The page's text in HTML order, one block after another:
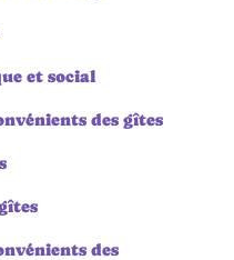
et social
des gîtes
des